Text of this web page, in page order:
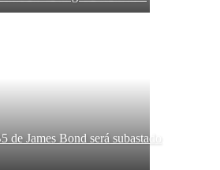
James Bond será subastado